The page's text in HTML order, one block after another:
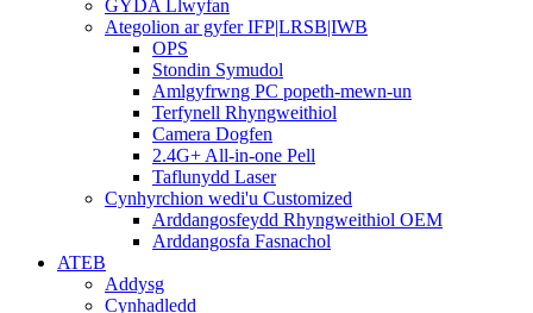
GYDA Llwyfan
Ategolion ar gyfer IFP|LRSB|IWB
OPS
Stondin Symudol
Amlgyfrwng PC popeth-mewn-un
Terfynell Rhyngweithiol
Camera Dogfen
2.4G+ All-in-one Pell
Taflunydd Laser
Cynhyrchion wedi'u Customized
Arddangosfeydd Rhyngweithiol OEM
Arddangosfa Fasnachol
ATEB
Addysg
Cynhadledd